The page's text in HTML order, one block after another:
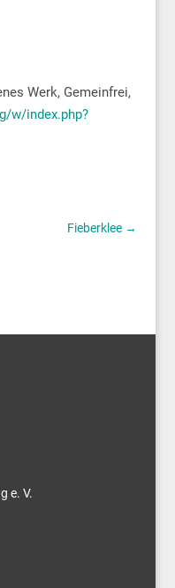
Werk, Gemeinfrei,
w/index.php?
Fieberklee →
e. V.